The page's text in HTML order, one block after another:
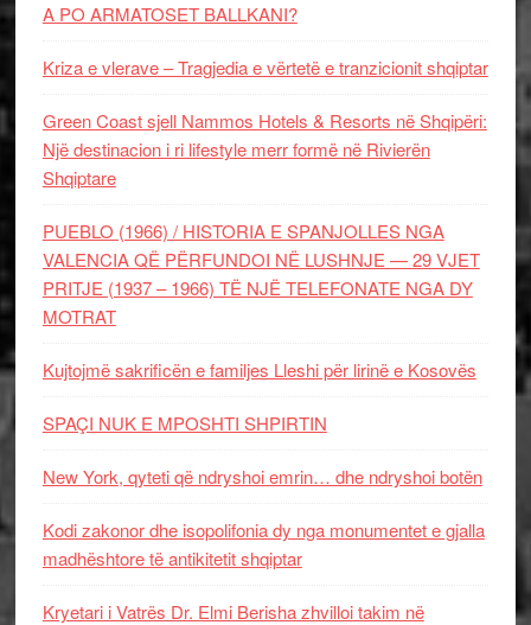
A PO ARMATOSET BALLKANI?
Kriza e vlerave – Tragjedia e vërtetë e tranzicionit shqiptar
Green Coast sjell Nammos Hotels & Resorts në Shqipëri:
Një destinacion i ri lifestyle merr formë në Rivierën
Shqiptare
PUEBLO (1966) / HISTORIA E SPANJOLLES NGA
VALENCIA QË PËRFUNDOI NË LUSHNJE — 29 VJET
PRITJE (1937 – 1966) TË NJË TELEFONATE NGA DY
MOTRAT
Kujtojmë sakrificën e familjes Lleshi për lirinë e Kosovës
SPAÇI NUK E MPOSHTI SHPIRTIN
New York, qyteti që ndryshoi emrin… dhe ndryshoi botën
Kodi zakonor dhe isopolifonia dy nga monumentet e gjalla
madhështore të antikitetit shqiptar
Kryetari i Vatrës Dr. Elmi Berisha zhvilloi takim në